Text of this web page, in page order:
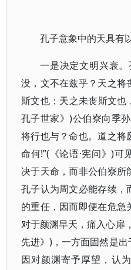
孔子意象中的天具有
一是决定文明兴衰
没，文不在兹乎？天之将
斯文也；天之未丧斯文也
孔子世家》)公伯寮向季
将行也与？命也。道之将
命何!”(《论语·宪问》)可
决于天命，而非公伯寮所
孔子认为周文必能存续，
的重任，因而即便在危急
对于颜渊早夭，痛入心扉
先进》)，一方面固然是
因对颜渊寄予厚望，认